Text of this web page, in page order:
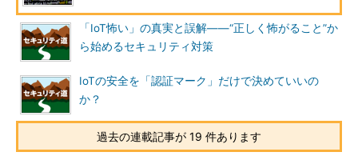
「IoT怖い」の真実と誤解――“正しく怖がること”か
ら始めるセキュリティ対策
IoTの安全を「認証マーク」だけで決めていいの
か？
過去の連載記事が 19 件あります